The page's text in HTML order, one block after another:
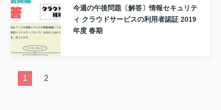
今週の午後問題〔解答〕情報セキュリテ
ィ クラウドサービスの利用者認証 2019
年度 春期
1 2